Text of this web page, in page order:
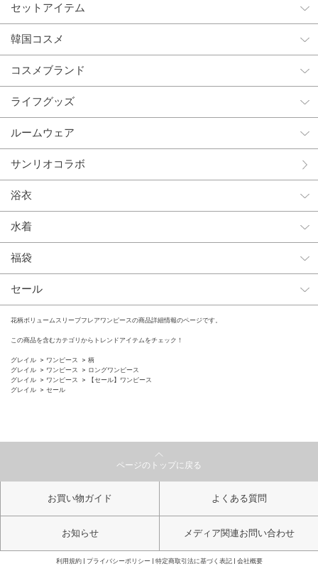
セットアイテム
韓国コスメ
コスメブランド
ライフグッズ
ルームウェア
サンリオコラボ
浴衣
水着
福袋
セール
花柄ボリュームスリーブフレアワンピースの商品詳細情報のページです。
この商品を含むカテゴリからトレンドアイテムをチェック！
グレイル ワンピース
柄
グレイル
ワンピース
ロングワンピース
グレイル
ワンピース
【セール】ワンピース
グレイル
セール
ページのトップに戻る
お買い物ガイド よくある質問
お知らせ メディア関連お問い合わせ
利用規約 プライバシーポリシー 特定商取引法に基づく表記 会社概要